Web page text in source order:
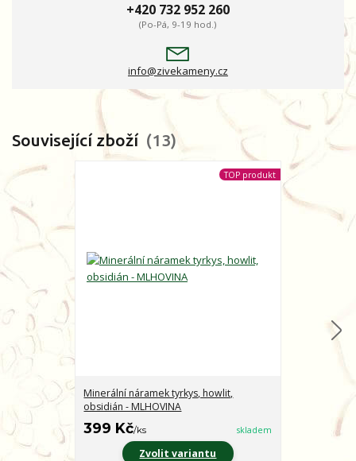
+420 732 952 260
(Po-Pá, 9-19 hod.)
info@zivekameny.cz
Související zboží 13
TOP produkt
Minerální náramek tyrkys, howlit,
obsidián - MLHOVINA
399 Kč/ks skladem
Zvolit variantu
399 Kč/